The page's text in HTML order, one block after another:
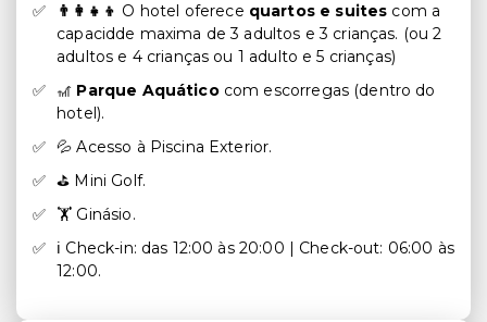
👨‍👩‍👧‍👦 O hotel oferece quartos e suites com a
capacidde maxima de 3 adultos e 3 crianças. (ou 2
adultos e 4 crianças ou 1 adulto e 5 crianças)
🎢 Parque Aquáticocom escorregas (dentro do
hotel).
💦 Acesso à Piscina Exterior.
⛳ Mini Golf.
🏋 Ginásio.
ℹ️ Check-in: das 12:00 às 20:00 | Check-out: 06:00 às
12:00.